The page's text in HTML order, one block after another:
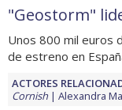
"Geostorm"
Unos 800 mil euros
de estreno en
ACTORES
Cornish
Alexandra